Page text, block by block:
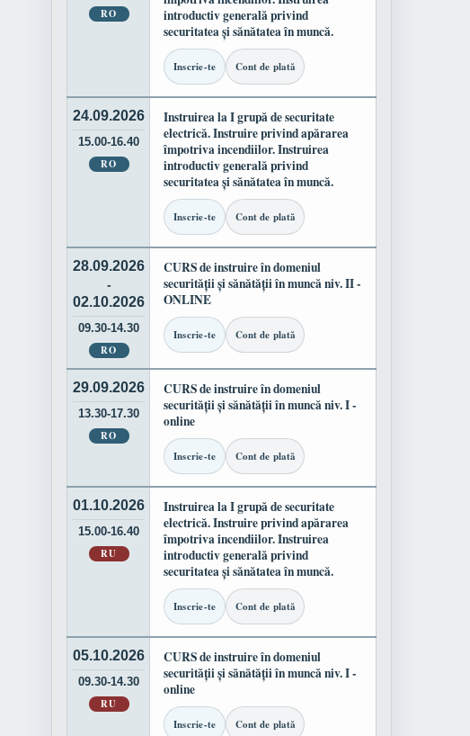
RO
introductiv generală privind
securitatea și sănătatea în muncă.
Inscrie-te Cont de plată
24.09.2026
15.00-16.40
RO
Instruirea la I grupă de securitate
electrică. Instruire privind apărarea
împotriva incendiilor. Instruirea
introductiv generală privind
securitatea și sănătatea în muncă.
Inscrie-te Cont de plată
28.09.2026
-
02.10.2026
09.30-14.30
RO
CURS de instruire în domeniul
securității și sănătății în muncă niv. II -
ONLINE
Inscrie-te Cont de plată
29.09.2026
13.30-17.30
RO
CURS de instruire în domeniul
securității și sănătății în muncă niv. I -
online
Inscrie-te Cont de plată
01.10.2026
15.00-16.40
RU
Instruirea la I grupă de securitate
electrică. Instruire privind apărarea
împotriva incendiilor. Instruirea
introductiv generală privind
securitatea și sănătatea în muncă.
Inscrie-te Cont de plată
05.10.2026
09.30-14.30
RU
CURS de instruire în domeniul
securității și sănătății în muncă niv. I -
online
Inscrie-te Cont de plată